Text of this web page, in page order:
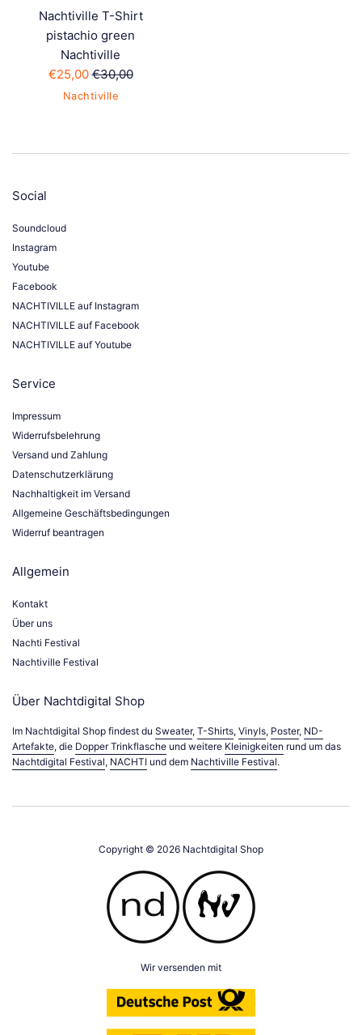
Nachtiville T-Shirt
pistachio green
Nachtiville
Sonderpreis
€25,00Normaler
Preis
€30,00
Nachtiville
Social
Soundcloud
Instagram
Youtube
Facebook
NACHTIVILLE auf Instagram
NACHTIVILLE auf Facebook
NACHTIVILLE auf Youtube
Service
Impressum
Widerrufsbelehrung
Versand und Zahlung
Datenschutzerklärung
Nachhaltigkeit im Versand
Allgemeine Geschäftsbedingungen
Widerruf beantragen
Allgemein
Kontakt
Über uns
Nachti Festival
Nachtiville Festival
Über Nachtdigital Shop
Im Nachtdigital Shop findest du Sweater, T-Shirts, Vinyls, Poster, ND-
Artefakte, die Dopper Trinkflasche und weitere Kleinigkeiten rund um das
Nachtdigital Festival, NACHTI und dem Nachtiville Festival.
Copyright © 2026 Nachtdigital Shop
Wir versenden mit